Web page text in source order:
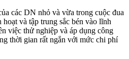
các DN nhỏ và vừa trong cuộc đua
và tập trung sắc bén vào lĩnh
việc thử nghiệp và áp dụng công
thời gian rất ngắn với mức chi phí